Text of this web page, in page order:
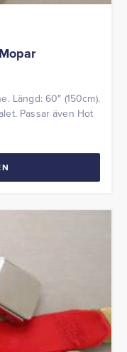
Längd: 60″ (150cm).
Passar även Hot